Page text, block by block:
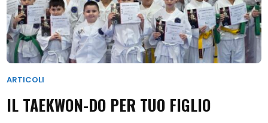
ARTICOLI
IL TAEKWON-DO PER TUO FIGLIO